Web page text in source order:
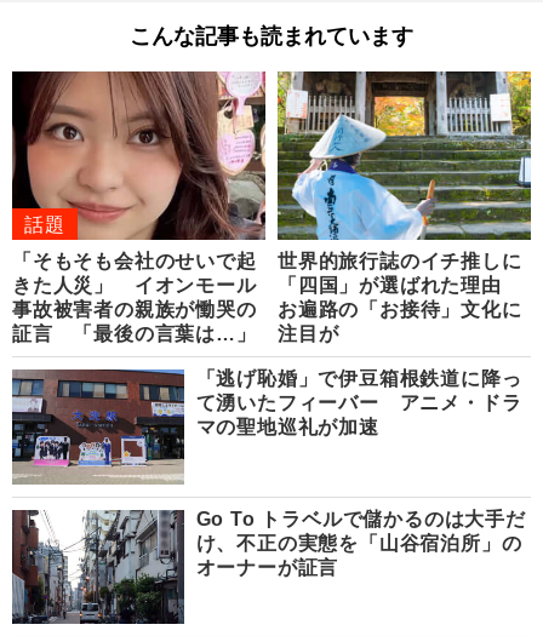
こんな記事も読まれています
話題
「そもそも会社のせいで起
きた人災」 イオンモール
事故被害者の親族が慟哭の
証言 「最後の言葉は…」
世界的旅行誌のイチ推しに
「四国」が選ばれた理由
お遍路の「お接待」文化に
注目が
「逃げ恥婚」で伊豆箱根鉄道に降っ
て湧いたフィーバー アニメ・ドラ
マの聖地巡礼が加速
Go To トラベルで儲かるのは大手だ
け、不正の実態を「山谷宿泊所」の
オーナーが証言